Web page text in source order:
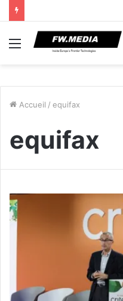
Menu
Accueil / equifax
equifax